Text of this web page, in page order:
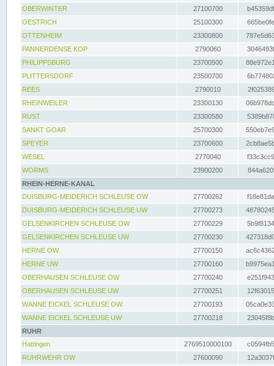
OBERWINTER
27100700
OESTRICH
25100300
OTTENHEIM
23300800
PANNERDENSE KOP
2790060
PHILIPPSBURG
23700500
PLITTERSDORF
23500700
REES
2790010
RHEINWEILER
23300130
RUST
23300580
SANKT GOAR
25700300
SPEYER
23700600
WESEL
2770040
WORMS
23900200
RHEIN-HERNE-KANAL
DUISBURG-MEIDERICH SCHLEUSE OW
27700262
DUISBURG-MEIDERICH SCHLEUSE UW
27700273
GELSENKIRCHEN SCHLEUSE OW
27700229
GELSENKIRCHEN SCHLEUSE UW
27700230
HERNE OW
27700150
HERNE UW
27700160
OBERHAUSEN SCHLEUSE OW
27700240
OBERHAUSEN SCHLEUSE UW
27700251
WANNE EICKEL SCHLEUSE OW
27700193
WANNE EICKEL SCHLEUSE UW
27700218
RUHR
Hattingen
2769510000100
RUHRWEHR OW
27600090